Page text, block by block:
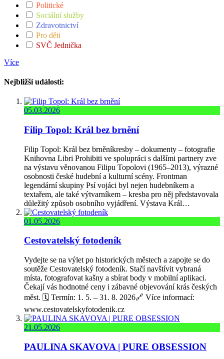
Politické
Sociální služby
Zdravotnictví
Pro děti
SVČ Jednička
Více
Nejbližší události:
05.03.2026
Filip Topol: Král bez brnění
Filip Topol: Král bez brněníkresby – dokumenty – fotografie
Knihovna Libri Prohibiti ve spolupráci s dalšími partnery zve
na výstavu věnovanou Filipu Topolovi (1965–2013), výrazné
osobnosti české hudební a kulturní scény. Frontman
legendární skupiny Psí vojáci byl nejen hudebníkem a
textařem, ale také výtvarníkem – kresba pro něj představovala
důležitý způsob osobního vyjádření. Výstava Král…
01.05.2026
Cestovatelský fotodeník
Vydejte se na výlet po historických městech a zapojte se do
soutěže Cestovatelský fotodeník. Stačí navštívit vybraná
místa, fotografovat kašny a sbírat body v mobilní aplikaci.
Čekají vás hodnotné ceny i zábavné objevování krás českých
měst. 🗓️ Termín: 1. 5. – 31. 8. 2026🔗 Více informací:
www.cestovatelskyfotodenik.cz
21.05.2026
PAULINA SKAVOVA | PURE OBSESSION